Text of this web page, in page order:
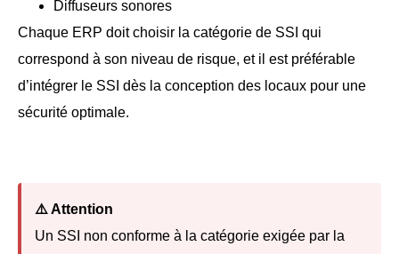
Diffuseurs sonores
Chaque ERP doit choisir la catégorie de SSI qui
correspond à son niveau de risque, et il est préférable
d’intégrer le SSI dès la conception des locaux pour une
sécurité optimale.
⚠️ Attention
Un SSI non conforme à la catégorie exigée par la